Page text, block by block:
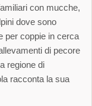
con mucche,
dove sono
per coppie in cerca
di pecore
regione di
racconta la sua